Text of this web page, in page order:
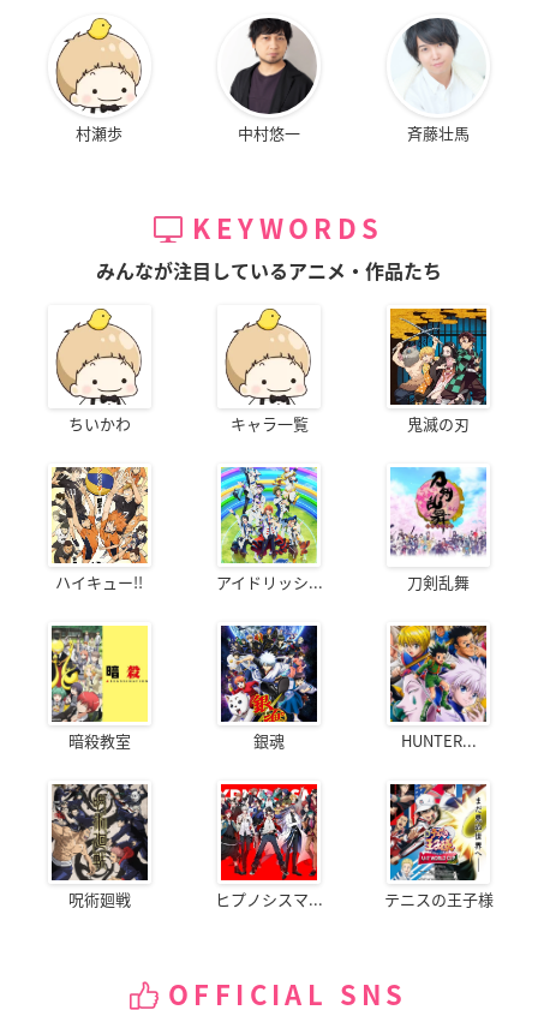
村瀬歩 中村悠一 斉藤壮馬
KEYWORDS
みんなが注目しているアニメ・作品たち
ちいかわ キャラ一覧 鬼滅の刃
ハイキュー!! アイドリッシ... 刀剣乱舞
暗殺教室 銀魂 HUNTER...
呪術廻戦 ヒプノシスマ... テニスの王子様
OFFICIAL SNS